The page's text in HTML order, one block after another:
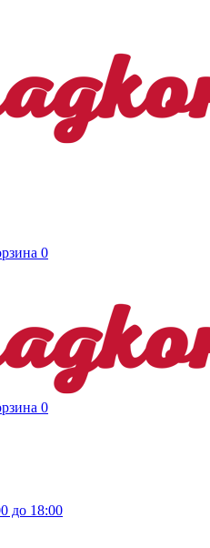
0
0
до 18:00